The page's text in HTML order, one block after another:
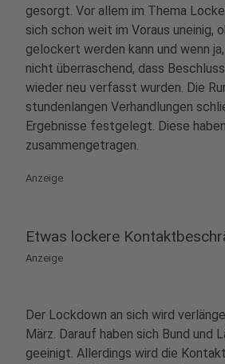
gesorgt. Vor allem im Thema
sich schon weit im Voraus uneinig,
gelockert werden kann und wenn
nicht überraschend, dass
wieder neu verfasst wurden. Die
stundenlangen Verhandlungen
Ergebnisse festgelegt. Diese
zusammengetragen.
Anzeige
Etwas lockere
Anzeige
Der Lockdown an sich wird
März. Darauf haben sich Bund und
geeinigt. Allerdings wird die